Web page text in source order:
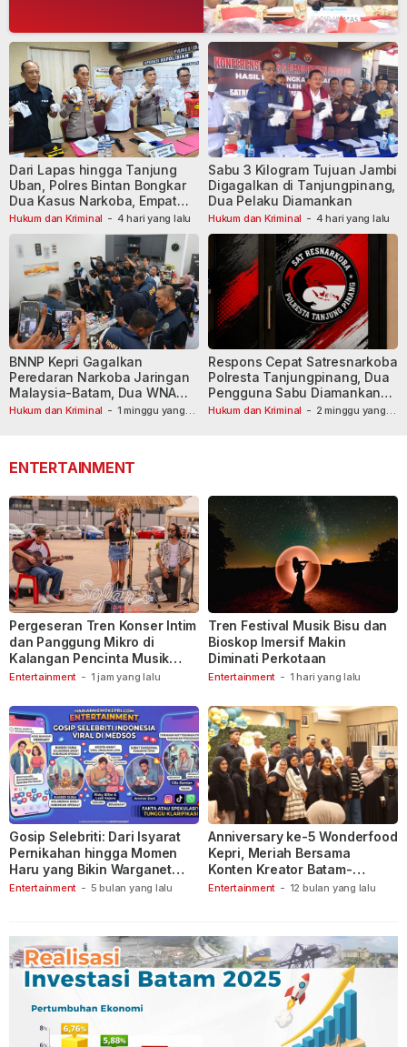
Hukum dan Kriminal - 4 hari yang lalu
Dari Lapas hingga Tanjung
Uban, Polres Bintan Bongkar
Dua Kasus Narkoba, Empat
Tersangka Dibekuk
Hukum dan Kriminal - 4 hari yang lalu
Sabu 3 Kilogram Tujuan Jambi
Digagalkan di Tanjungpinang,
Dua Pelaku Diamankan
Hukum dan Kriminal - 1 minggu yang
BNNP Kepri Gagalkan
Peredaran Narkoba Jaringan
Malaysia-Batam, Dua WNA
Masih Diburu
Hukum dan Kriminal - 2 minggu yang
Respons Cepat Satresnarkoba
Polresta Tanjungpinang, Dua
Pengguna Sabu Diamankan
Usai Dilaporkan ke Call Center
ENTERTAINMENT
Entertainment - 1 jam yang lalu
Pergeseran Tren Konser Intim
dan Panggung Mikro di
Kalangan Pencinta Musik
Indonesia
Entertainment - 1 hari yang lalu
Tren Festival Musik Bisu dan
Bioskop Imersif Makin
Diminati Perkotaan
Entertainment - 5 bulan yang lalu
Gosip Selebriti: Dari Isyarat
Pernikahan hingga Momen
Haru yang Bikin Warganet
Berspekulasi
Entertainment - 12 bulan yang lalu
Anniversary ke-5 Wonderfood
Kepri, Meriah Bersama
Konten Kreator Batam-
Tanjungpinang